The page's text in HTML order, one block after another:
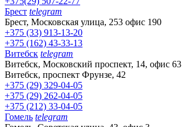
Брест telegram
Брест, Московская улица, 253 офис 190
+375 (33) 913-13-20
+375 (162) 43-33-13
Витебск telegram
Витебск, Московский проспект, 14, офис 63
Витебск, проспект Фрунзе, 42
+375 (29) 329-04-05
+375 (29) 262-04-05
+375 (212) 33-04-05
Гомель telegram